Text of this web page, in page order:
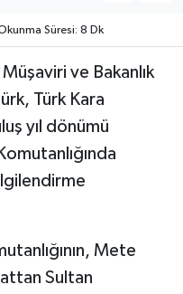
Süresi: 8 Dk
ve Bakanlık
Türk Kara
yıl dönümü
Mete
Sultan